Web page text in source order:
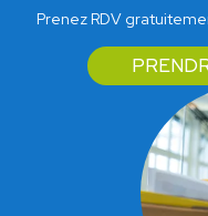
Prenez RDV